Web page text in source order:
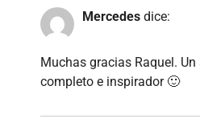
Mercedes dice:
Muchas gracias Raquel.
completo e inspirador 🙂